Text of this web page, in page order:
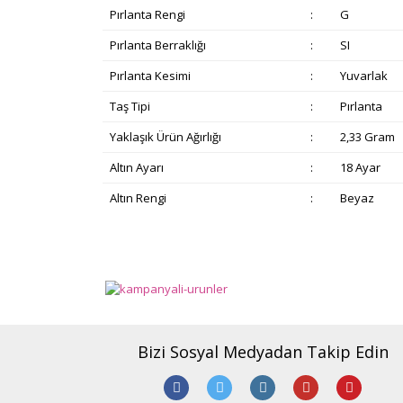
Pırlanta Rengi
:
G
Pırlanta Berraklığı
:
SI
Pırlanta Kesimi
:
Yuvarlak
Taş Tipi
:
Pırlanta
Yaklaşık Ürün Ağırlığı
:
2,33 Gram
Altın Ayarı
:
18 Ayar
Altın Rengi
: Beyaz
Ürün açıklamasında eksik bilgiler bulunuyor.
Ürün bilgilerinde hatalar bulunuyor.
Ürün fiyatı diğer sitelerden daha pahalı.
Bizi Sosyal Medyadan Takip Edin